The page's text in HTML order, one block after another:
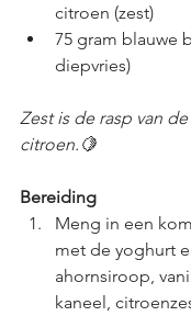
citroen (zest)
75 gram blauwe
diepvries)
Zest is de rasp van
citroen.🍋
Bereiding
Meng in een
met de yoghurt
ahornsiroop,
kaneel,